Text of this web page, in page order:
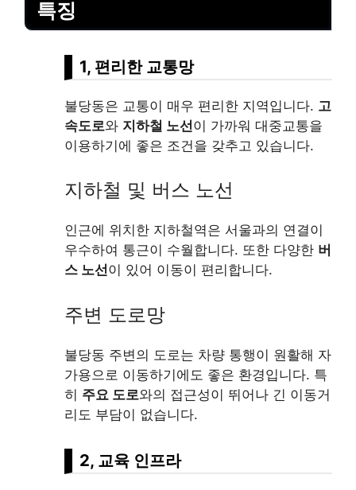
특징
1, 편리한 교통망
불당동은 교통이 매우 편리한 지역입니다. 고
속도로와 지하철 노선이 가까워 대중교통을
이용하기에 좋은 조건을 갖추고 있습니다.
지하철 및 버스 노선
인근에 위치한 지하철역은 서울과의 연결이
우수하여 통근이 수월합니다. 또한 다양한 버
스 노선이 있어 이동이 편리합니다.
주변 도로망
불당동 주변의 도로는 차량 통행이 원활해 자
가용으로 이동하기에도 좋은 환경입니다. 특
히 주요 도로와의 접근성이 뛰어나 긴 이동거
리도 부담이 없습니다.
2, 교육 인프라